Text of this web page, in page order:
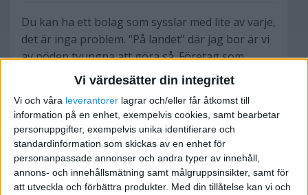
Vi värdesätter din integritet
Vi och våra leverantorer lagrar och/eller får åtkomst till
information på en enhet, exempelvis cookies, samt bearbetar
personuppgifter, exempelvis unika identifierare och
standardinformation som skickas av en enhet för
personanpassade annonser och andra typer av innehåll,
annons- och innehållsmätning samt målgruppsinsikter, samt för
att utveckla och förbättra produkter. Med din tillåtelse kan vi och
Du kan ha ett bolag som sysslar med lite av varje,
det är inga problem. "På landet" där jag bor är vi
av nöden tvungna att göra så. Företag som
"Nisses ved och taxi" eller "Kalles fisk & data" är
BOT